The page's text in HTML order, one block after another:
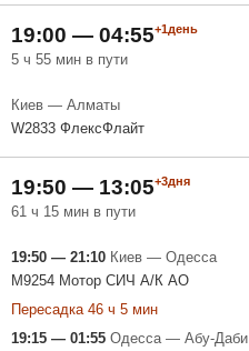
19:00 — 04:55+1день
5 ч 55 мин в пути
Киев — Алматы
W2833 ФлексФлайт
19:50 — 13:05+3дня
61 ч 15 мин в пути
19:50 — 21:10 Киев — Одесса
M9254 Мотор СИЧ А/К АО
Пересадка 46 ч 5 мин
19:15 — 01:55 Одесса — Абу-Даби